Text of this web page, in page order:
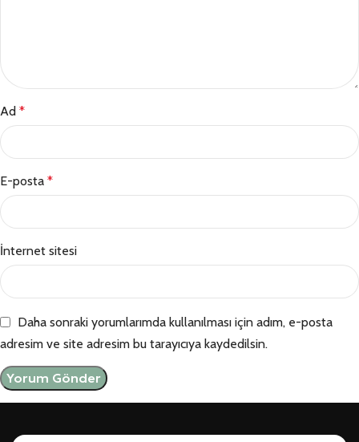
Ad *
E-posta *
İnternet sitesi
Daha sonraki yorumlarımda kullanılması için adım, e-posta
adresim ve site adresim bu tarayıcıya kaydedilsin.